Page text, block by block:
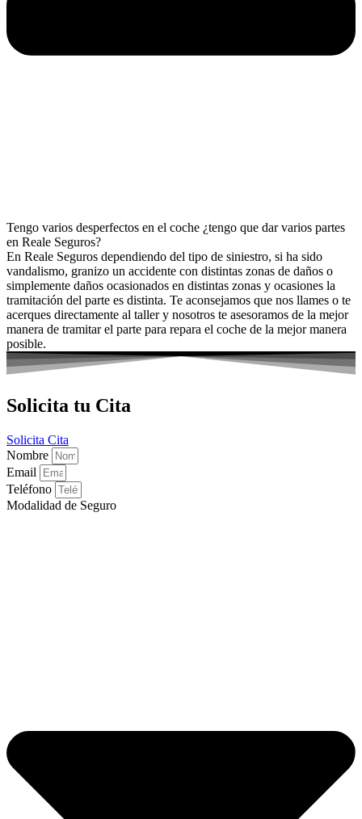
Tengo varios desperfectos en el coche ¿tengo que dar varios partes
en Reale Seguros?
En Reale Seguros dependiendo del tipo de siniestro, si ha sido
vandalismo, granizo un accidente con distintas zonas de daños o
simplemente daños ocasionados en distintas zonas y ocasiones la
tramitación del parte es distinta. Te aconsejamos que nos llames o te
acerques directamente al taller y nosotros te asesoramos de la mejor
manera de tramitar el parte para repara el coche de la mejor manera
posible.
Solicita tu Cita
Solicita Cita
Nombre
Email
Teléfono
Modalidad de Seguro